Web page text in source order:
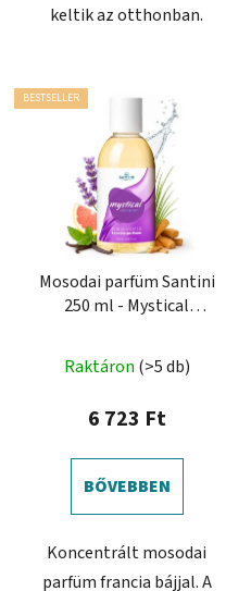
keltik az otthonban.
BESTSELLER
Mosodai parfüm Santini
250 ml - Mystical
Raktáron (>5 db)
6 723 Ft
BŐVEBBEN
Koncentrált mosodai
parfüm francia bájjal. A